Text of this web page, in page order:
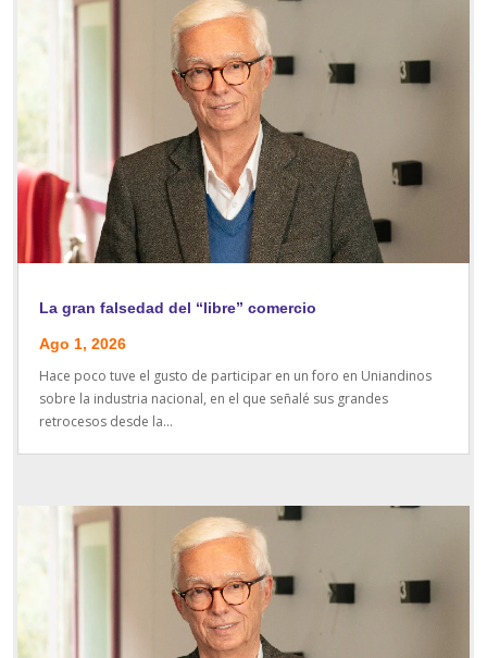
La gran falsedad del “libre” comercio
Ago 1, 2026
Hace poco tuve el gusto de participar en un foro en Uniandinos
sobre la industria nacional, en el que señalé sus grandes
retrocesos desde la...